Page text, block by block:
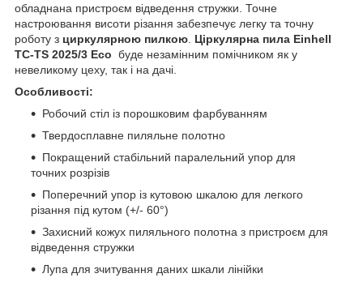
обладнана пристроєм відведення стружки. Точне
настроювання висоти різання забезпечує легку та точну
роботу з циркулярною пилкою Ціркулярна пила Einhell
TC-TS 2025/3 Eco буде незамінним помічником як у
невеликому цеху, так і на дачі.
Особливості:
Робочий стіл із порошковим фарбуванням
Твердосплавне пиляльне полотно
Покращений стабільний паралельний упор для
точних розрізів
Поперечний упор із кутовою шкалою для легкого
різання під кутом (+/- 60°)
Захисний кожух пиляльного полотна з пристроєм для
відведення стружки
Лупа для зчитування даних шкали лінійки